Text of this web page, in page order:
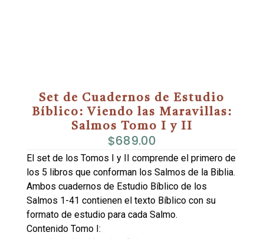
Set de Cuadernos de Estudio
Bíblico: Viendo las Maravillas:
Salmos Tomo I y II
$689.00
El set de los Tomos I y II comprende el primero de
los 5 libros que conforman los Salmos de la Biblia.
Ambos cuadernos de Estudio Bíblico de los
Salmos 1-41 contienen el texto Bíblico con su
formato de estudio para cada Salmo.
Contenido Tomo I: